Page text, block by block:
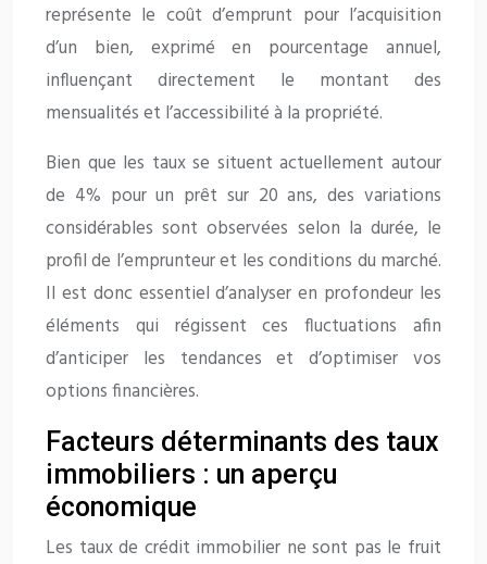
représente le coût d’emprunt pour l’acquisition
d’un bien, exprimé en pourcentage annuel,
influençant directement le montant des
mensualités et l’accessibilité à la propriété.
Bien que les taux se situent actuellement autour
de 4% pour un prêt sur 20 ans, des variations
considérables sont observées selon la durée, le
profil de l’emprunteur et les conditions du marché.
Il est donc essentiel d’analyser en profondeur les
éléments qui régissent ces fluctuations afin
d’anticiper les tendances et d’optimiser vos
options financières.
Facteurs déterminants des taux
immobiliers : un aperçu
économique
Les taux de crédit immobilier ne sont pas le fruit